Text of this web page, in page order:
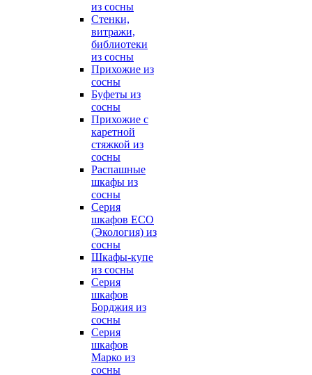
из сосны
Стенки,
витражи,
библиотеки
из сосны
Прихожие из
сосны
Буфеты из
сосны
Прихожие с
каретной
стяжкой из
сосны
Распашные
шкафы из
сосны
Серия
шкафов ECO
(Экология) из
сосны
Шкафы-купе
из сосны
Серия
шкафов
Борджия из
сосны
Серия
шкафов
Марко из
сосны